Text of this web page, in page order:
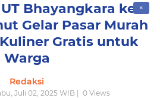
✕
Bhayangkara ke-
Gelar Pasar Murah
Gratis untuk
Warga
Redaksi
Juli 02, 2025 WIB | 0Views